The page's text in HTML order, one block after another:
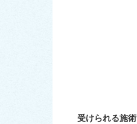
受けられる施術